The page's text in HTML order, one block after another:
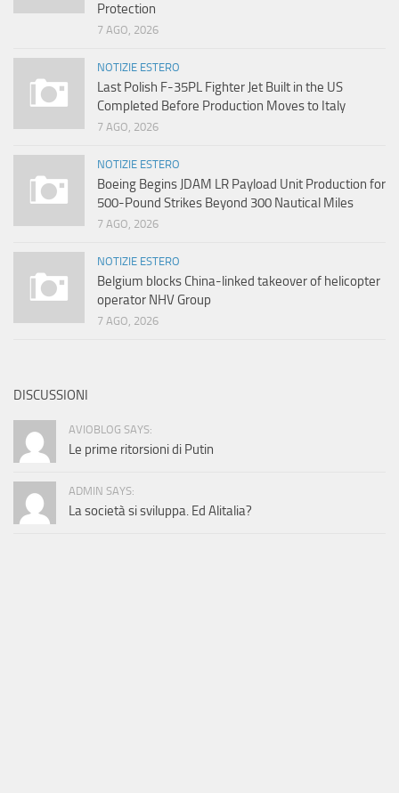
Protection
7 AGO, 2026
NOTIZIE ESTERO
Last Polish F-35PL Fighter Jet Built in the US
Completed Before Production Moves to Italy
7 AGO, 2026
NOTIZIE ESTERO
Boeing Begins JDAM LR Payload Unit Production for
500-Pound Strikes Beyond 300 Nautical Miles
7 AGO, 2026
NOTIZIE ESTERO
Belgium blocks China-linked takeover of helicopter
operator NHV Group
7 AGO, 2026
DISCUSSIONI
AVIOBLOG SAYS:
Le prime ritorsioni di Putin
ADMIN SAYS:
La società si sviluppa. Ed Alitalia?